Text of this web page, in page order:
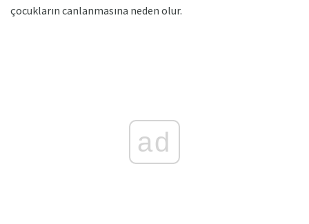
çocukların canlanmasına neden olur.
ad